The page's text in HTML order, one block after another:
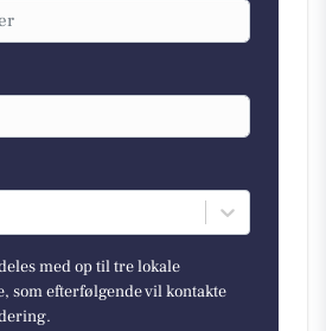
med op til tre lokale
som efterfølgende vil kontakte